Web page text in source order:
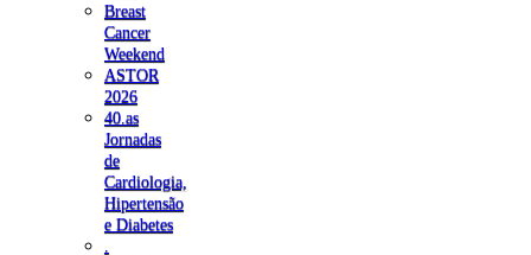
Breast
Cancer
Weekend
ASTOR
2026
40.as
Jornadas
de
Cardiologia,
Hipertensão
e Diabetes